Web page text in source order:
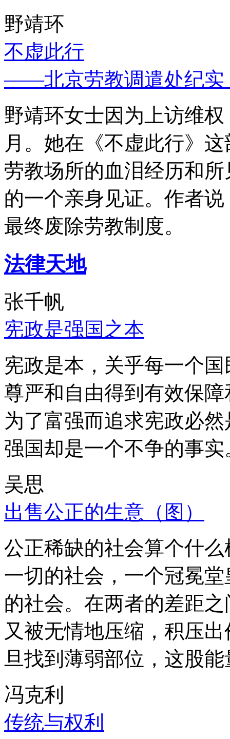
野靖环
不虚此行
——北京劳教调遣处纪实
野靖环女士因为上访维
月。她在《不虚此行》
劳教场所的血泪经历和
的一个亲身见证。作者
最终废除劳教制度。
法律天地
张千帆
宪政是强国之本
宪政是本，关乎每一个
尊严和自由得到有效保
为了富强而追求宪政必
强国却是一个不争的事实
吴思
出售公正的生意（图）
公正稀缺的社会算个什
一切的社会，一个冠冕
的社会。在两者的差距
又被无情地压缩，积压
旦找到薄弱部位，这股
冯克利
传统与权利